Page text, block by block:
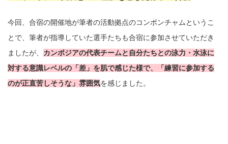
今回、合宿の開催地が筆者の活動拠点のコンポンチャムというこ
とで、筆者が指導していた選手たちも合宿に参加させていただき
ましたが、 カンボジアの代表チームと自分たちとの泳力・水泳に
対する意識レベルの「差」を肌で感じた様で、「練習に参加する
のが正直苦しそうな」雰囲気を感じました。